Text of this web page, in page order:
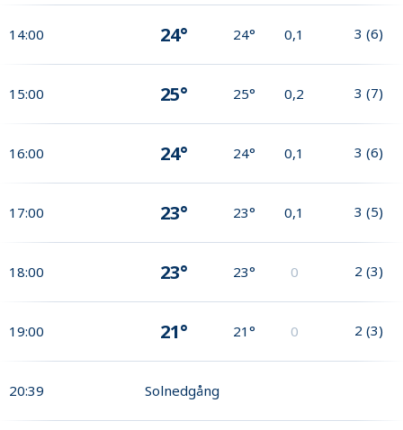
14:00 24° 24° 0,1 3 (6)
15:00 25° 25° 0,2 3 (7)
16:00 24° 24° 0,1 3 (6)
17:00 23° 23° 0,1 3 (5)
18:00 23° 23° 0 2 (3)
19:00 21° 21° 0 2 (3)
20:39 Solnedgång